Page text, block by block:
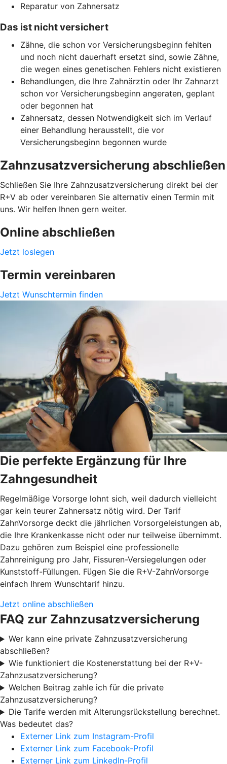
Reparatur von Zahnersatz
Das ist nicht versichert
Zähne, die schon vor Versicherungsbeginn fehlten
und noch nicht dauerhaft ersetzt sind, sowie Zähne,
die wegen eines genetischen Fehlers nicht existieren
Behandlungen, die Ihre Zahnärztin oder Ihr Zahnarzt
schon vor Versicherungsbeginn angeraten, geplant
oder begonnen hat
Zahnersatz, dessen Notwendigkeit sich im Verlauf
einer Behandlung herausstellt, die vor
Versicherungsbeginn begonnen wurde
Zahnzusatzversicherung abschließen
Schließen Sie Ihre Zahnzusatzversicherung direkt bei der
R+V ab oder vereinbaren Sie alternativ einen Termin mit
uns. Wir helfen Ihnen gern weiter.
Online abschließen
Jetzt loslegen
Termin vereinbaren
Jetzt Wunschtermin finden
Die perfekte Ergänzung für Ihre
Zahngesundheit
Regelmäßige Vorsorge lohnt sich, weil dadurch vielleicht
gar kein teurer Zahnersatz nötig wird. Der Tarif
ZahnVorsorge deckt die jährlichen Vorsorgeleistungen ab,
die Ihre Krankenkasse nicht oder nur teilweise übernimmt.
Dazu gehören zum Beispiel eine professionelle
Zahnreinigung pro Jahr, Fissuren-Versiegelungen oder
Kunststoff-Füllungen. Fügen Sie die R+V-ZahnVorsorge
einfach Ihrem Wunschtarif hinzu.
Jetzt online abschließen
FAQ zur Zahnzusatzversicherung
Wer kann eine private Zahnzusatzversicherung
abschließen?
Wie funktioniert die Kostenerstattung bei der R+V-
Zahnzusatzversicherung?
Welchen Beitrag zahle ich für die private
Zahnzusatzversicherung?
Die Tarife werden mit Alterungsrückstellung berechnet.
Was bedeutet das?
Externer Link zum Instagram-Profil
Externer Link zum Facebook-Profil
Externer Link zum LinkedIn-Profil